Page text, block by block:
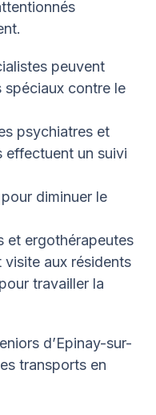
peuvent
spéciaux contre le
psychiatres et
effectuent un suivi
diminuer le
et ergothérapeutes
visite aux résidents
travailler la
d’Epinay-sur-
transports en